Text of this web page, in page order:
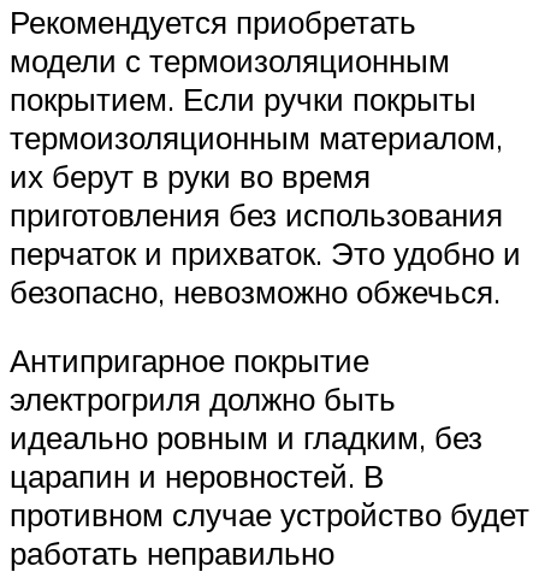
Рекомендуется приобретать
модели с термоизоляционным
покрытием. Если ручки покрыты
термоизоляционным материалом,
их берут в руки во время
приготовления без использования
перчаток и прихваток. Это удобно и
безопасно, невозможно обжечься.
Антипригарное покрытие
электрогриля должно быть
идеально ровным и гладким, без
царапин и неровностей. В
противном случае устройство будет
работать неправильно